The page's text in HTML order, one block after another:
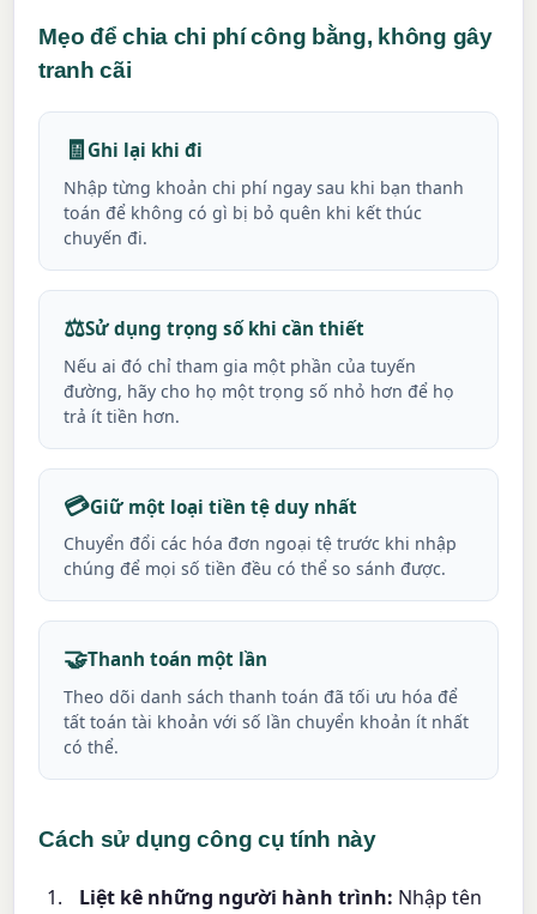
Mẹo để chia chi phí công bằng, không gây
tranh cãi
🧾 Ghi lại khi đi
Nhập từng khoản chi phí ngay sau khi bạn thanh
toán để không có gì bị bỏ quên khi kết thúc
chuyến đi.
⚖️Sử dụng trọng số khi cần thiết
Nếu ai đó chỉ tham gia một phần của tuyến
đường, hãy cho họ một trọng số nhỏ hơn để họ
trả ít tiền hơn.
💳Giữ một loại tiền tệ duy nhất
Chuyển đổi các hóa đơn ngoại tệ trước khi nhập
chúng để mọi số tiền đều có thể so sánh được.
🤝Thanh toán một lần
Theo dõi danh sách thanh toán đã tối ưu hóa để
tất toán tài khoản với số lần chuyển khoản ít nhất
có thể.
Cách sử dụng công cụ tính này
Liệt kê những người hành trình: Nhập tên